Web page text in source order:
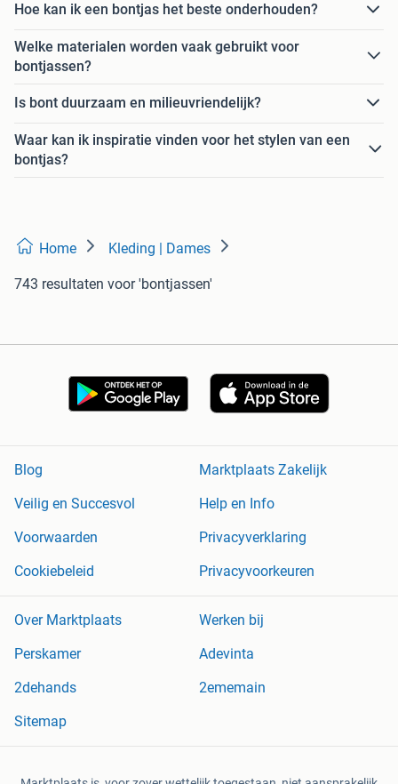
Hoe kan ik een bontjas het beste onderhouden?
Welke materialen worden vaak gebruikt voor
bontjassen?
Is bont duurzaam en milieuvriendelijk?
Waar kan ik inspiratie vinden voor het stylen van een
bontjas?
Home Kleding | Dames
743 resultaten voor 'bontjassen'
Blog
Marktplaats Zakelijk
Veilig en Succesvol
Help en Info
Voorwaarden
Privacyverklaring
Cookiebeleid
Privacyvoorkeuren
Over Marktplaats
Werken bij
Perskamer
Adevinta
2dehands
2ememain
Sitemap